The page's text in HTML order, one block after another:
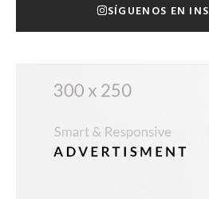
SÍGUENOS EN